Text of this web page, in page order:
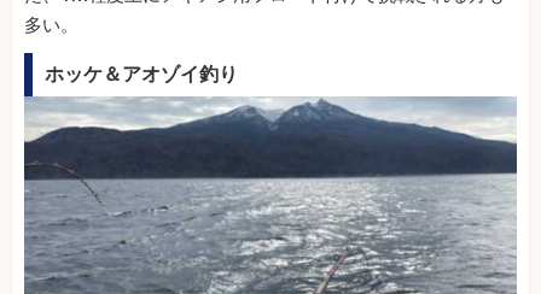
多い。
ホッケ＆アオゾイ釣り